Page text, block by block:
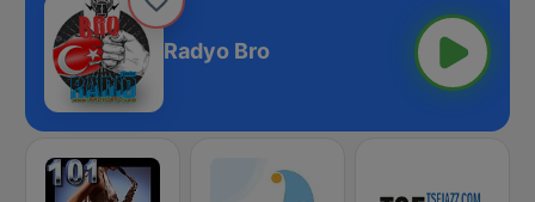
Radyo Bro